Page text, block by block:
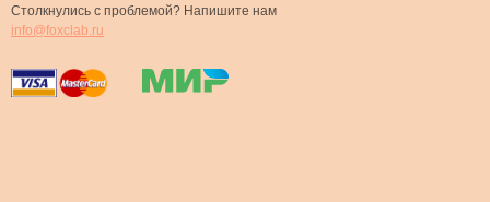
Столкнулись с проблемой? Напишите нам
info@foxclab.ru